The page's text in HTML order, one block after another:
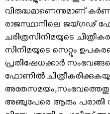
വിരുദ്ധമാണെന്നുമാണ്
രാജസ്ഥാനിലെ ജയ്ഗഢ്
ചരിത്രസിനിമയുടെ
സിനിമയുടെ സെറ്റും
പ്രതിഷേധക്കാർ
ഫോണിൽ
അഞ്ചുപേരെ ആരും പരാതി